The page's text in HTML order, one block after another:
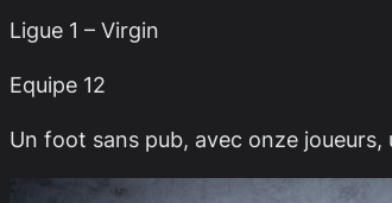
Ligue 1 – Virgin
Equipe 12
Un foot sans pub, avec onze joueurs,